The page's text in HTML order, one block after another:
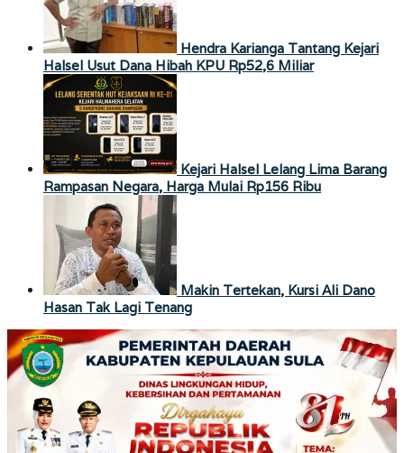
Hendra Karianga Tantang Kejari
Halsel Usut Dana Hibah KPU Rp52,6 Miliar
Kejari Halsel Lelang Lima Barang
Rampasan Negara, Harga Mulai Rp156 Ribu
Makin Tertekan, Kursi Ali Dano
Hasan Tak Lagi Tenang